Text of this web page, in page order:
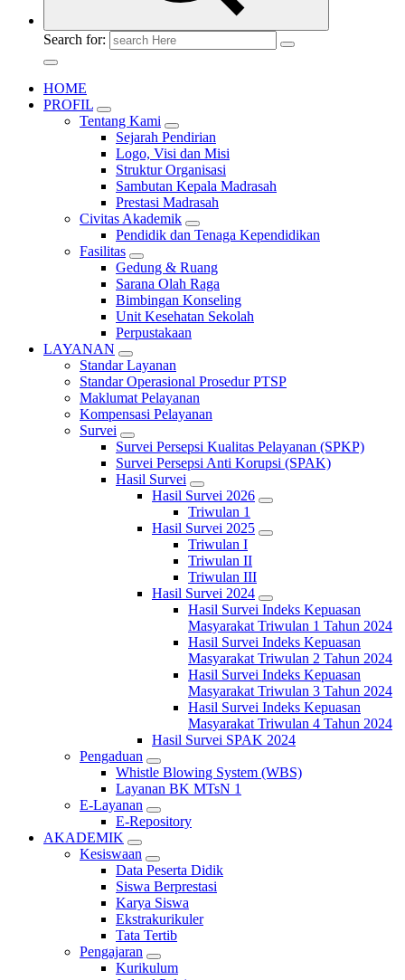
Search for:
HOME
PROFIL
Tentang Kami
Sejarah Pendirian
Logo, Visi dan Misi
Struktur Organisasi
Sambutan Kepala Madrasah
Prestasi Madrasah
Civitas Akademik
Pendidik dan Tenaga Kependidikan
Fasilitas
Gedung & Ruang
Sarana Olah Raga
Bimbingan Konseling
Unit Kesehatan Sekolah
Perpustakaan
LAYANAN
Standar Layanan
Standar Operasional Prosedur PTSP
Maklumat Pelayanan
Kompensasi Pelayanan
Survei
Survei Persepsi Kualitas Pelayanan (SPKP)
Survei Persepsi Anti Korupsi (SPAK)
Hasil Survei
Hasil Survei 2026
Triwulan 1
Hasil Survei 2025
Triwulan I
Triwulan II
Triwulan III
Hasil Survei 2024
Hasil Survei Indeks Kepuasan
Masyarakat Triwulan 1 Tahun 2024
Hasil Survei Indeks Kepuasan
Masyarakat Triwulan 2 Tahun 2024
Hasil Survei Indeks Kepuasan
Masyarakat Triwulan 3 Tahun 2024
Hasil Survei Indeks Kepuasan
Masyarakat Triwulan 4 Tahun 2024
Hasil Survei SPAK 2024
Pengaduan
Whistle Blowing System (WBS)
Layanan BK MTsN 1
E-Layanan
E-Repository
AKADEMIK
Kesiswaan
Data Peserta Didik
Siswa Berprestasi
Karya Siswa
Ekstrakurikuler
Tata Tertib
Pengajaran
Kurikulum